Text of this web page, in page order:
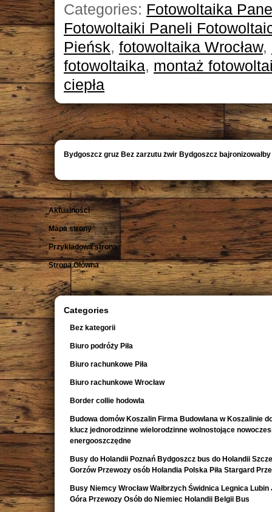
Categories: Fotowoltaika
Fotowoltaiki Paneli
Pieńsk, fotowoltaika Wrocław,
fotowoltaika, montaż
ciepła
Bydgoszcz gruz Bez zarzutu żwir Bydgoszcz bajronizowałby
Aktualności
Mapa strony
Przykładowa strona
Strona Główna
Categories
Bez kategorii
Biuro podróży Piła
Biuro rachunkowe Piła
Biuro rachunkowe Wrocław
Border collie hodowla
Budowa domów Koszalin Firma Budowlana w Koszalinie
klucz jednorodzinne wielorodzinne wolnostojące
energooszczędne
Busy do Holandii Poznań Bydgoszcz bus do Holandii
Gorzów Przewozy osób Holandia Polska Piła Stargard
Busy Niemcy Wrocław Wałbrzych Świdnica Legnica Lubin
Góra Przewozy Osób do Niemiec Holandii Belgii Bus